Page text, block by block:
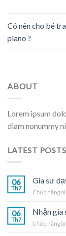
Có nên cho bé
piano ?
ABOUT
Lorem ipsum
diam nonummy
LATEST POSTS
06
Th7
Gia sư
Chức năng
06
Th7
Nhận gia
Chức năng